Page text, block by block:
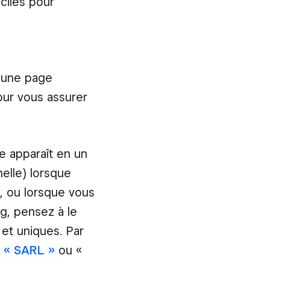
page
vous assurer
apparaît en un
lorsque
ou lorsque vous
pensez à le
uniques. Par
SARL » ou «